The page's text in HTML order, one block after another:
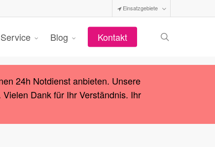
Einsatzgebiete
Service Blog Kontakt
24h Notdienst anbieten. Unsere
Dank für Ihr Verständnis. Ihr